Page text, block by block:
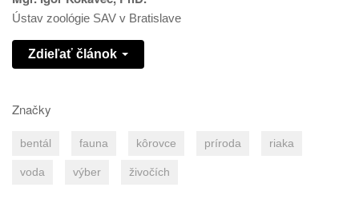
Ústav zoológie SAV v Bratislave
Zdieľať článok
Značky
bentál fauna kôrovce príroda riaka
voda výber živočích